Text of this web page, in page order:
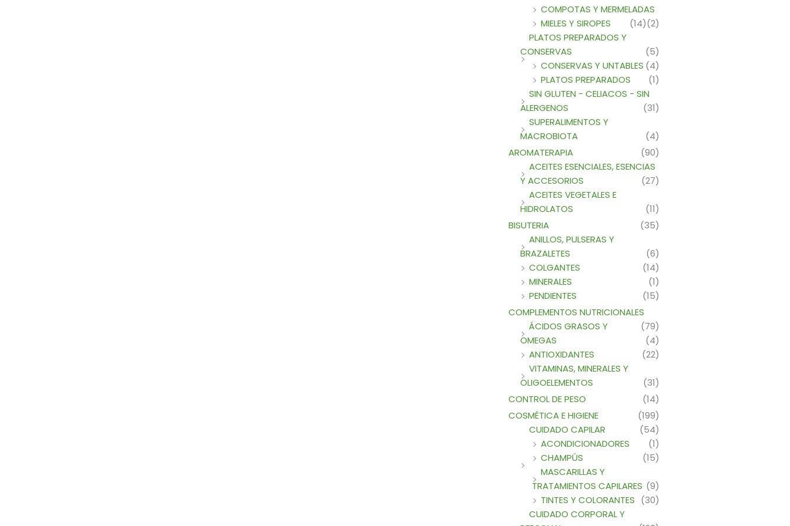
COMPOTAS Y MERMELADAS
(2)
MIELES Y SIROPES
(14)
PLATOS PREPARADOS Y
CONSERVAS
(5)
CONSERVAS Y UNTABLES (4)
PLATOS PREPARADOS
(1)
SIN GLUTEN - CELIACOS - SIN
ALERGENOS
(31)
SUPERALIMENTOS Y
MACROBIOTA
(4)
AROMATERAPIA
(90)
ACEITES ESENCIALES, ESENCIAS
Y ACCESORIOS
(27)
ACEITES VEGETALES E
HIDROLATOS
(11)
BISUTERIA
(35)
ANILLOS, PULSERAS Y
BRAZALETES
(6)
COLGANTES
(14)
MINERALES
(1)
PENDIENTES
(15)
COMPLEMENTOS NUTRICIONALES
(79)
ÁCIDOS GRASOS Y
OMEGAS
(4)
ANTIOXIDANTES
(22)
VITAMINAS, MINERALES Y
OLIGOELEMENTOS
(31)
CONTROL DE PESO
(14)
COSMÉTICA E HIGIENE
(199)
CUIDADO CAPILAR
(54)
ACONDICIONADORES
(1)
CHAMPÚS
(15)
MASCARILLAS Y
TRATAMIENTOS CAPILARES (9)
TINTES Y COLORANTES (30)
CUIDADO CORPORAL Y